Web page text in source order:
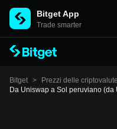
Bitget App
Trade smarter
Bitget > Prezzi delle criptovalute
Da Uniswap a Sol peruviano (da